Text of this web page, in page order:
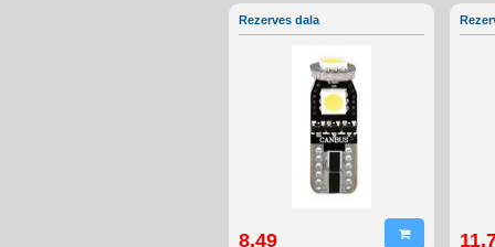
Rezerves dala
8.49